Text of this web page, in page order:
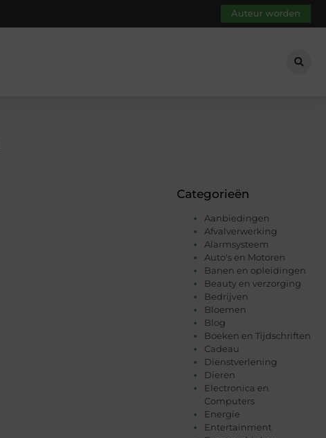
Auteur worden
Categorieën
Aanbiedingen
Afvalverwerking
Alarmsysteem
Auto's en Motoren
Banen en opleidingen
Beauty en verzorging
Bedrijven
Bloemen
Blog
Boeken en Tijdschriften
Cadeau
Dienstverlening
Dieren
Electronica en
Computers
Energie
Entertainment